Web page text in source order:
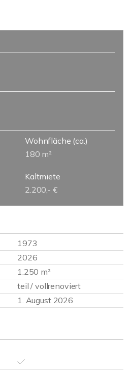
Wohnfläche (ca.)
180 m²
Kaltmiete
2.200,- €
1973
2026
1.250 m²
teil / vollrenoviert
1. August 2026